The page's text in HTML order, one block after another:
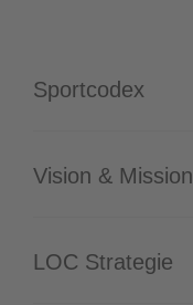
Sportcodex
Vision & Mission
LOC Strategie